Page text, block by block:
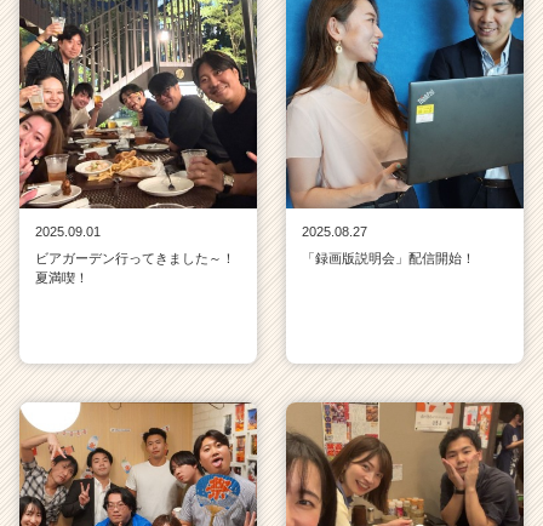
2025.09.01
ビアガーデン行ってきました～！
夏満喫！
2025.08.27
「録画版説明会」配信開始！